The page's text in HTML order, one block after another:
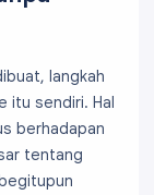
langkah
itu sendiri. Hal
berhadapan
tentang